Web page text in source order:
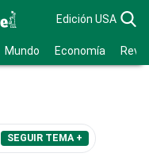
Edición USA
Mundo Economía
SEGUIR TEMA +